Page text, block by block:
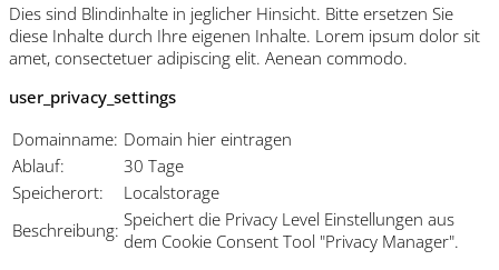
Dies sind Blindinhalte in jeglicher Hinsicht. Bitte ersetzen Sie
diese Inhalte durch Ihre eigenen Inhalte. Lorem ipsum dolor sit
amet, consectetuer adipiscing elit. Aenean commodo.
user_privacy_settings
Domainname: Domain hier eintragen
Ablauf:
30 Tage
Speicherort:
Localstorage
Beschreibung: Speichert die Privacy Level Einstellungen aus
dem Cookie Consent Tool "Privacy Manager".